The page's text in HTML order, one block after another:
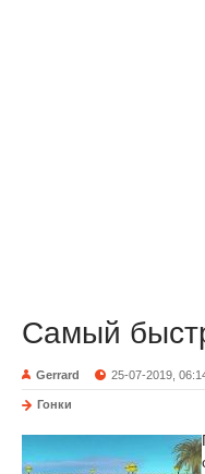
Самый
Gerrard 25-07-2019,
Гонки